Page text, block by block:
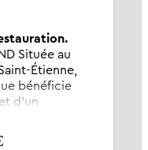
Située au
Étienne,
bénéficie
d'un
300 clients